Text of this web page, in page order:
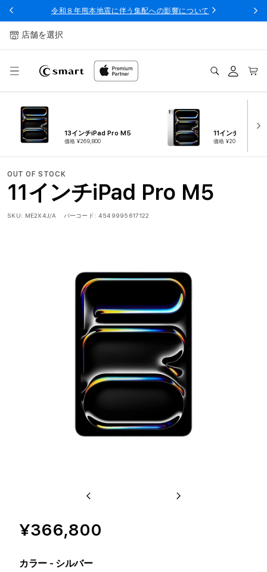
プ
令和８年熊本地震に伴う集配への影響について
店舗を選択
イン
ト
13インチiPad Pro M5
価格 ¥269,800
11インチiPad
価格 ¥209,800
OUT OF STOCK
11インチiPad Pro M5
SKU: ME2X4J/A バーコード: 4549995617122
Previous Next
¥366,800
カラー - シルバー